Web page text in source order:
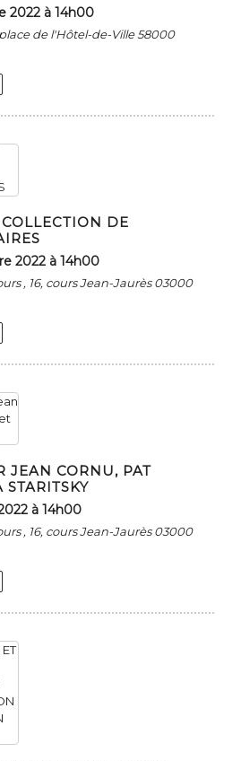
2022 à 14h00
place de l'Hôtel-de-Ville 58000
DE
2022 à 14h00
, 16, cours Jean-Jaurès 03000
JEAN CORNU, PAT
à 14h00
, 16, cours Jean-Jaurès 03000